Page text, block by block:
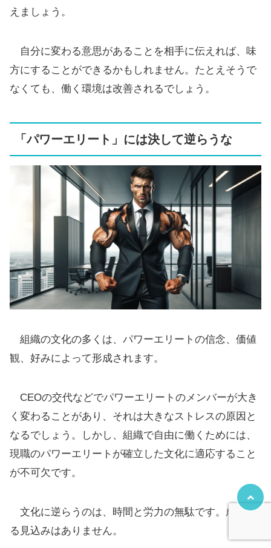
えましょう。
自分に変わる意思があることを相手に伝えれば、味
方にすることができるかもしれません。たとえそうで
なくても、働く環境は改善されるでしょう。
「パワーエリート」には決して逆らうな
組織の文化の多くは、パワーエリートの信念、価値
観、好みによって形成されます。
CEOの交代などでパワーエリートのメンバーが大き
く変わることがあり、それは大きなストレスの原因と
なるでしょう。しかし、組織で自由に働くためには、
現職のパワーエリートが確立した文化に適応すること
が不可欠です。
文化に逆らうのは、時間と労力の無駄です。成功す
る見込みはありません。